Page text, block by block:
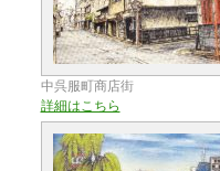
中呉服町商店街
詳細はこちら